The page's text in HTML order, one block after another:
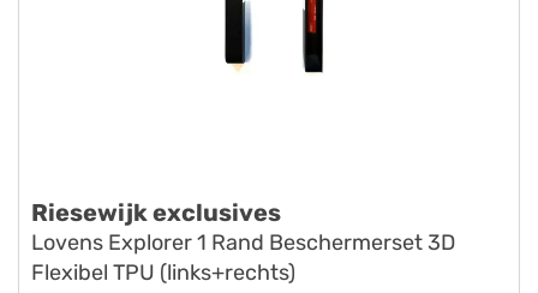
Riesewijk exclusives
Lovens Explorer 1 Rand Beschermerset 3D
Flexibel TPU (links+rechts)